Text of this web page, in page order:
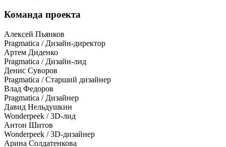
Команда проекта
Алексей Пьянков
Pragmatica / Дизайн-директор
Артем Диденко
Pragmatica / Дизайн-лид
Денис Суворов
Pragmatica / Старший дизайнер
Влад Федоров
Pragmatica / Дизайнер
Давид Нельдушкин
Wonderpeek / 3D-лид
Антон Шитов
Wonderpeek / 3D-дизайнер
Арина Солдатенкова